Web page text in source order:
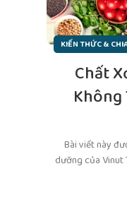
KIẾN THỨC &
Chất
Bài viết này
dưỡng của Vinut